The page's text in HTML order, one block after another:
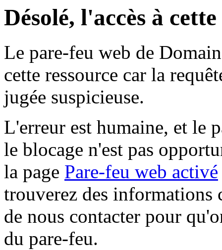
Désolé, l'accès à
Le pare-feu web de
cette ressource car la
jugée suspicieuse.
L'erreur est humaine, et le
le blocage n'est pas
la page Pare-feu web activé
trouverez des informations
de nous contacter pour
du pare-feu.